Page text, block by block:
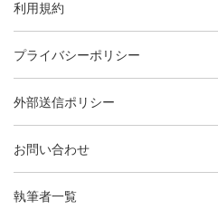
利用規約
プライバシーポリシー
外部送信ポリシー
お問い合わせ
執筆者一覧